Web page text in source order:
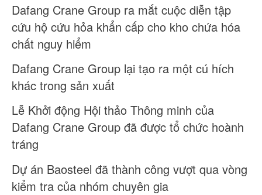
Dafang Crane Group ra mắt cuộc diễn tập
cứu hộ cứu hỏa khẩn cấp cho kho chứa hóa
chất nguy hiểm
Dafang Crane Group lại tạo ra một cú hích
khác trong sản xuất
Lễ Khởi động Hội thảo Thông minh của
Dafang Crane Group đã được tổ chức hoành
tráng
Dự án Baosteel đã thành công vượt qua vòng
kiểm tra của nhóm chuyên gia